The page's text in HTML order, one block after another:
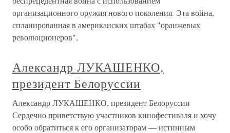
организационного оружия нового поколения. Эта война,
спланированная в американских штабах "оранжевых
революционеров",
Александр ЛУКАШЕНКО,
президент Белоруссии
Александр ЛУКАШЕНКО, президент Белоруссии
Сердечно приветствую участников кинофестиваля и хочу
особо обратиться к его организаторам — истинным